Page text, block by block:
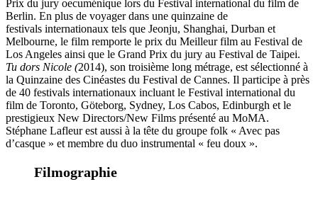
Prix du jury oecuménique lors du Festival international du film de
Berlin. En plus de voyager dans une quinzaine de
festivals internationaux tels que Jeonju, Shanghai, Durban et
Melbourne, le film remporte le prix du Meilleur film au Festival de
Los Angeles ainsi que le Grand Prix du jury au Festival de Taipei.
Tu dors Nicole (2014), son troisième long métrage, est sélectionné à
la Quinzaine des Cinéastes du Festival de Cannes. Il participe à près
de 40 festivals internationaux incluant le Festival international du
film de Toronto, Göteborg, Sydney, Los Cabos, Edinburgh et le
prestigieux New Directors/New Films présenté au MoMA.
Stéphane Lafleur est aussi à la tête du groupe folk « Avec pas
d’casque » et membre du duo instrumental « feu doux ».
Filmographie